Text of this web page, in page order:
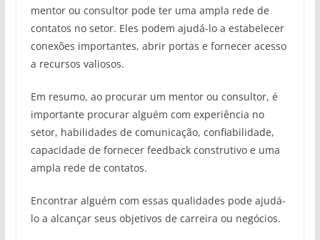
mentor ou consultor pode ter uma ampla rede de
contatos no setor. Eles podem ajudá-lo a estabelecer
conexões importantes, abrir portas e fornecer acesso
a recursos valiosos.
Em resumo, ao procurar um mentor ou consultor, é
importante procurar alguém com experiência no
setor, habilidades de comunicação, confiabilidade,
capacidade de fornecer feedback construtivo e uma
ampla rede de contatos.
Encontrar alguém com essas qualidades pode ajudá-
lo a alcançar seus objetivos de carreira ou negócios.